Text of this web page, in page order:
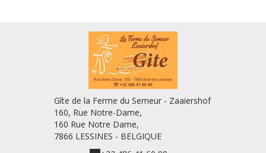
Gîte de la Ferme du Semeur - Zaaiershof
160, Rue Notre-Dame,
160 Rue Notre Dame,
7866 LESSINES - BELGIQUE